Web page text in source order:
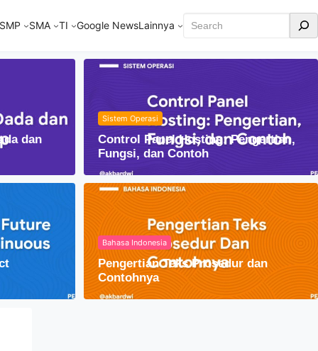
SMP SMA TI Google NewsLainnya Cari
Kehidupan Sehari-hari
dan
Sistem Operasi
Control Panel Hosting: Pengertian,
Fungsi, dan Contoh
Bahasa Indonesia
Pengertian Teks Prosedur dan
Contohnya